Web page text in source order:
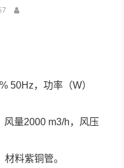
50Hz，功率（W）
风量2000 m3/h，风压
料紫铜管。